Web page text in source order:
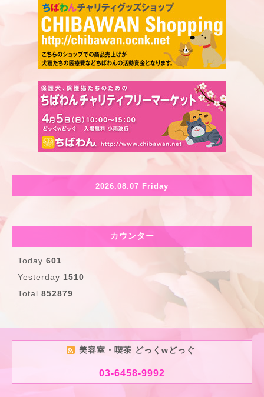
2026.08.07 Friday
カウンター
Today 601
Yesterday 1510
Total 852879
美容室・喫茶 どっくwどっぐ
03-6458-9992